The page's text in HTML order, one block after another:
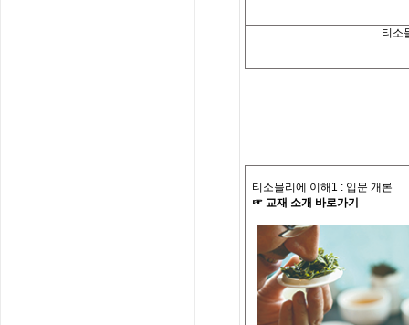
티소
티소믈리에 이해 1 : 입문 개론
☞ 교재 소개 바로가기